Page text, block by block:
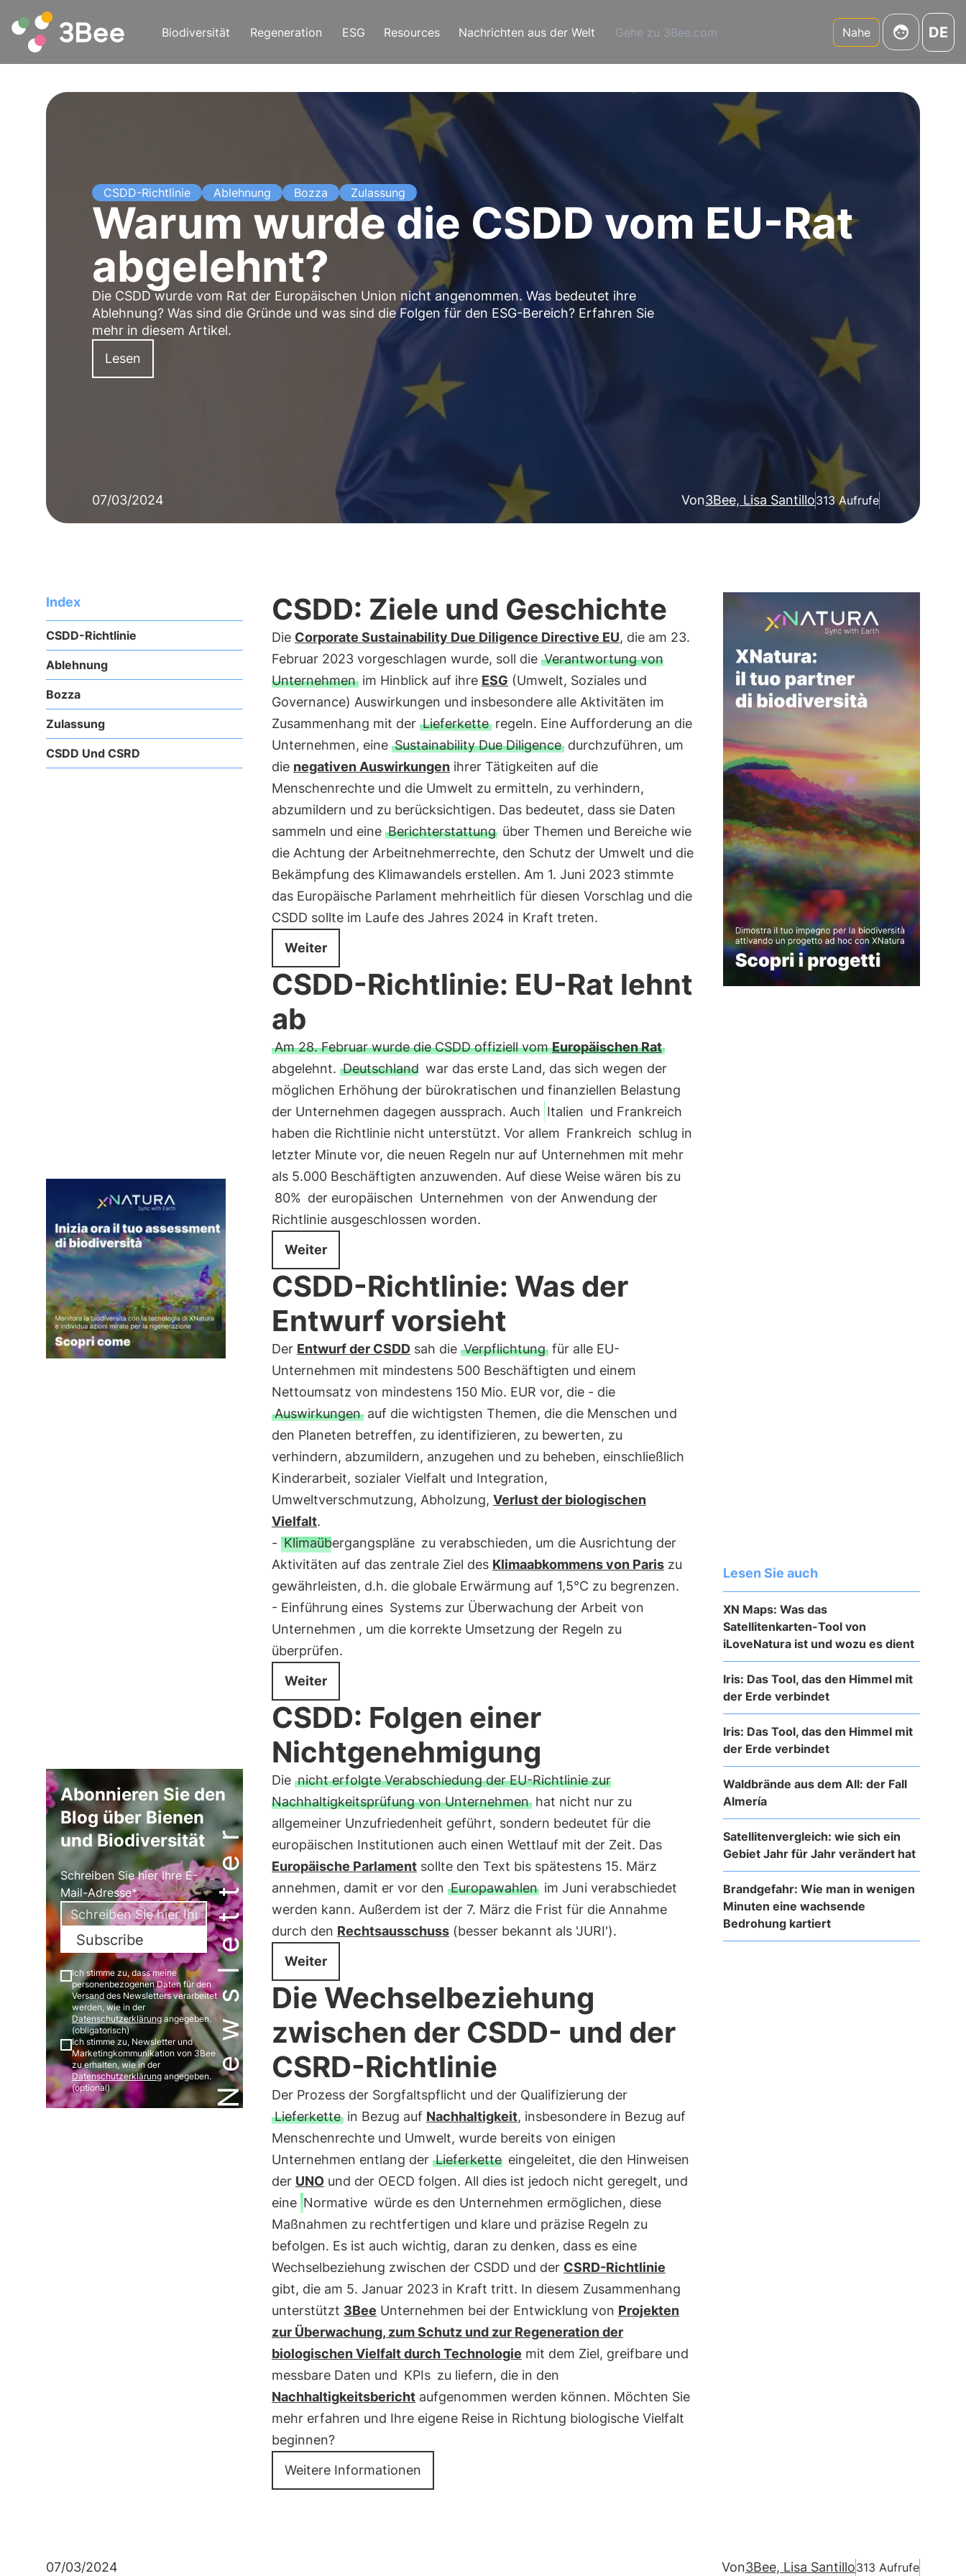
Biodiversität Regeneration ESG Resources Nachrichten aus der Welt Gehe zu 3Bee.com Nahe DE
CSDD-Richtlinie Ablehnung Bozza Zulassung
Warum wurde die CSDD vom EU-Rat
abgelehnt?
Die CSDD wurde vom Rat der Europäischen Union nicht angenommen. Was bedeutet ihre
Ablehnung? Was sind die Gründe und was sind die Folgen für den ESG-Bereich? Erfahren Sie
mehr in diesem Artikel.
Lesen
07/03/2024 Von3Bee, Lisa Santillo313 Aufrufe
Index
CSDD-Richtlinie
Ablehnung
Bozza
Zulassung
CSDD Und CSRD
Newsletter
Abonnieren Sie den
Blog über Bienen
und Biodiversität
Schreiben Sie hier Ihre E-
Mail-Adresse*
Subscribe
Ich stimme zu, dass meine
personenbezogenen Daten für den
Versand des Newsletters verarbeitet
werden, wie in der
Datenschutzerklärungangegeben.
(obligatorisch)
Ich stimme zu, Newsletter und
Marketingkommunikation von 3Bee
zu erhalten, wie in der
Datenschutzerklärung angegeben.
(optional)
CSDD: Ziele und Geschichte
Die Corporate Sustainability Due Diligence Directive EU, die am 23.
Februar 2023 vorgeschlagen wurde, soll die Verantwortung von
Unternehmenim Hinblick auf ihre ESG (Umwelt, Soziales und
Governance) Auswirkungen und insbesondere alle Aktivitäten im
Zusammenhang mit der Lieferketteregeln. Eine Aufforderung an die
Unternehmen, eine Sustainability Due Diligencedurchzuführen, um
die negativen Auswirkungenihrer Tätigkeiten auf die
Menschenrechte und die Umwelt zu ermitteln, zu verhindern,
abzumildern und zu berücksichtigen. Das bedeutet, dass sie Daten
sammeln und eine Berichterstattung über Themen und Bereiche wie
die Achtung der Arbeitnehmerrechte, den Schutz der Umwelt und die
Bekämpfung des Klimawandels erstellen. Am 1. Juni 2023 stimmte
das Europäische Parlament mehrheitlich für diesen Vorschlag und die
CSDD sollte im Laufe des Jahres 2024 in Kraft treten.
Weiter
CSDD-Richtlinie: EU-Rat lehnt
ab
Am 28. Februar wurde die CSDD offiziell vomEuropäischen Rat
abgelehnt. Deutschland war das erste Land, das sich wegen der
möglichen Erhöhung der bürokratischen und finanziellen Belastung
der Unternehmen dagegen aussprach. Auch Italien und Frankreich
haben die Richtlinie nicht unterstützt. Vor allem Frankreich schlug in
letzter Minute vor, die neuen Regeln nur auf Unternehmen mit mehr
als 5.000 Beschäftigten anzuwenden. Auf diese Weise wären bis zu
80% der europäischen Unternehmen von der Anwendung der
Richtlinie ausgeschlossen worden.
Weiter
CSDD-Richtlinie: Was der
Entwurf vorsieht
Der Entwurf der CSDDsah die Verpflichtungfür alle EU-
Unternehmen mit mindestens 500 Beschäftigten und einem
Nettoumsatz von mindestens 150 Mio. EUR vor, die - die
Auswirkungenauf die wichtigsten Themen, die die Menschen und
den Planeten betreffen, zu identifizieren, zu bewerten, zu
verhindern, abzumildern, anzugehen und zu beheben, einschließlich
Kinderarbeit, sozialer Vielfalt und Integration,
Umweltverschmutzung, Abholzung, Verlust der biologischen
Vielfalt.
- Klimaübergangspläne zu verabschieden, um die Ausrichtung der
Aktivitäten auf das zentrale Ziel des Klimaabkommens von Pariszu
gewährleisten, d.h. die globale Erwärmung auf 1,5°C zu begrenzen.
- Einführung eines Systems zur Überwachung der Arbeit von
Unternehmen , um die korrekte Umsetzung der Regeln zu
überprüfen.
Weiter
CSDD: Folgen einer
Nichtgenehmigung
Die nicht erfolgte Verabschiedung der EU-Richtlinie zur
Nachhaltigkeitsprüfung von Unternehmenhat nicht nur zu
allgemeiner Unzufriedenheit geführt, sondern bedeutet für die
europäischen Institutionen auch einen Wettlauf mit der Zeit. Das
Europäische Parlamentsollte den Text bis spätestens 15. März
annehmen, damit er vor den Europawahlen im Juni verabschiedet
werden kann. Außerdem ist der 7. März die Frist für die Annahme
durch den Rechtsausschuss(besser bekannt als 'JURI').
Weiter
Die Wechselbeziehung
zwischen der CSDD- und der
CSRD-Richtlinie
Der Prozess der Sorgfaltspflicht und der Qualifizierung der
Lieferkettein Bezug auf Nachhaltigkeit, insbesondere in Bezug auf
Menschenrechte und Umwelt, wurde bereits von einigen
Unternehmen entlang der Lieferkette eingeleitet, die den Hinweisen
der UNOund der OECD folgen. All dies ist jedoch nicht geregelt, und
eine Normative würde es den Unternehmen ermöglichen, diese
Maßnahmen zu rechtfertigen und klare und präzise Regeln zu
befolgen. Es ist auch wichtig, daran zu denken, dass es eine
Wechselbeziehung zwischen der CSDD und der CSRD-Richtlinie
gibt, die am 5. Januar 2023 in Kraft tritt. In diesem Zusammenhang
unterstützt 3Bee Unternehmen bei der Entwicklung von Projekten
zur Überwachung, zum Schutz und zur Regeneration der
biologischen Vielfalt durch Technologie mit dem Ziel, greifbare und
messbare Daten und KPIs zu liefern, die in den
Nachhaltigkeitsberichtaufgenommen werden können. Möchten Sie
mehr erfahren und Ihre eigene Reise in Richtung biologische Vielfalt
beginnen?
Weitere Informationen
Lesen Sie auch
XN Maps: Was das
Satellitenkarten-Tool von
iLoveNatura ist und wozu es dient
Iris: Das Tool, das den Himmel mit
der Erde verbindet
Iris: Das Tool, das den Himmel mit
der Erde verbindet
Waldbrände aus dem All: der Fall
Almería
Satellitenvergleich: wie sich ein
Gebiet Jahr für Jahr verändert hat
Brandgefahr: Wie man in wenigen
Minuten eine wachsende
Bedrohung kartiert
07/03/2024 Von3Bee, Lisa Santillo313 Aufrufe